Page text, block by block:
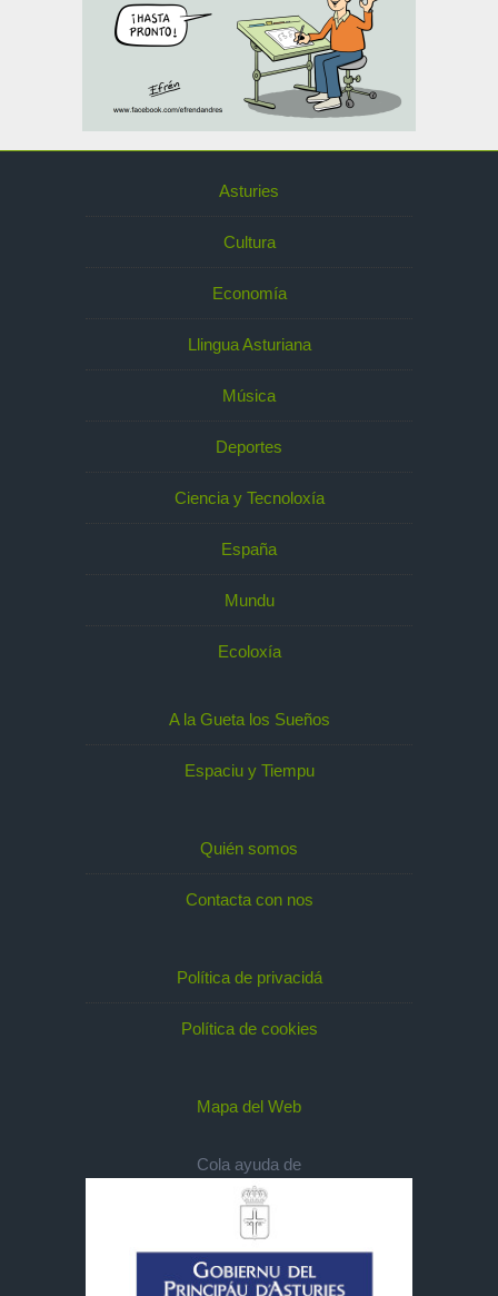
Asturies
Cultura
Economía
Llingua Asturiana
Música
Deportes
Ciencia y Tecnoloxía
España
Mundu
Ecoloxía
A la Gueta los Sueños
Espaciu y Tiempu
Quién somos
Contacta con nos
Política de privacidá
Política de cookies
Mapa del Web
Cola ayuda de